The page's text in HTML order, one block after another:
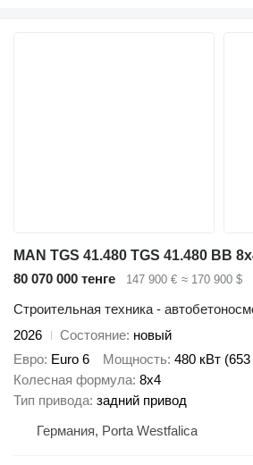
80 070 000 тенге 147 900 € ≈ 170 900 $
Строительная техника -
2026
Состояние новый
Евро Euro 6 Мощность 480 кВт
Колесная формула 8x4
Тип привода задний привод
Германия, Porta Westfalica